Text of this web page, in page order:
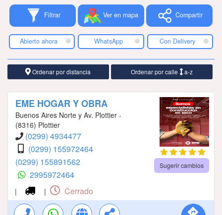
Tiendacores
Contactenos
Filtrar Ver en mapa Compartir
Abierto ahora WhatsApp Con Delivery
Ordenar por distancia Ordenar por calle a-z
EME HOGAR Y OBRA
Buenos Aires Norte y Av. Plottier -
(8316) Plottier
(0299) 4934477
(0299) 155972464
(0299) 155891562
2995972464
Sugerir cambios
| | Cerrado